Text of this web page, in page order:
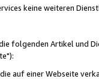
keine weiteren
folgenden Artikel und
auf einer Webseite